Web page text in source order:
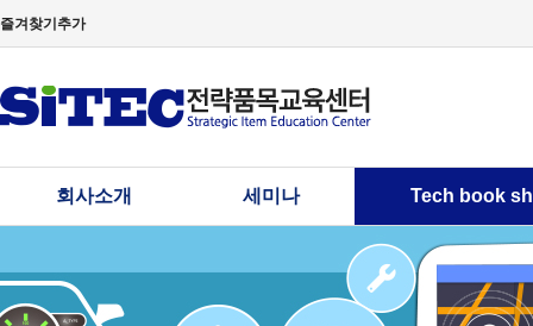
즐겨찾기추가
회사소개 세미나 Tech book